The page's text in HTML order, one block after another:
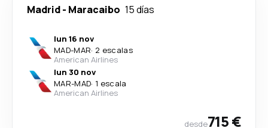
Madrid- Maracaibo 15 días
lun 16 nov
MAD-MAR· 2 escalas
American Airlines
lun 30 nov
MAR-MAD· 1 escala
American Airlines
desde715 €